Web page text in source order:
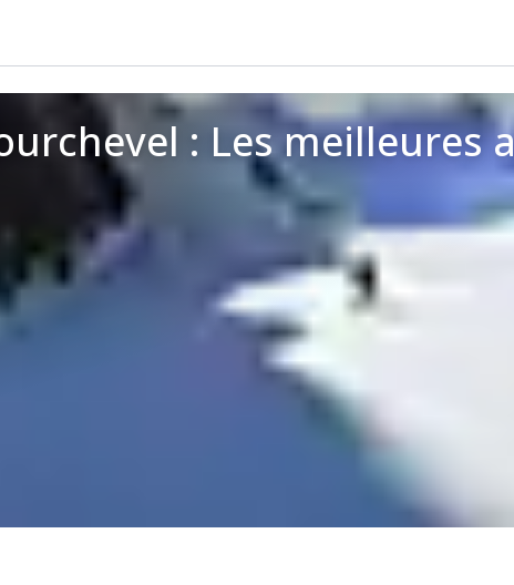
: Les meilleures